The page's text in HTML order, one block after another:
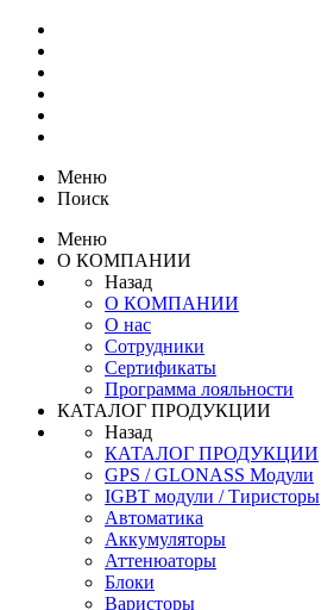
Меню
Поиск
Меню
О КОМПАНИИ
Назад
О КОМПАНИИ
О нас
Сотрудники
Сертификаты
Программа лояльности
КАТАЛОГ ПРОДУКЦИИ
Назад
КАТАЛОГ ПРОДУКЦИИ
GPS / GLONASS Модули
IGBT модули / Тиристоры
Автоматика
Аккумуляторы
Аттенюаторы
Блоки
Варисторы